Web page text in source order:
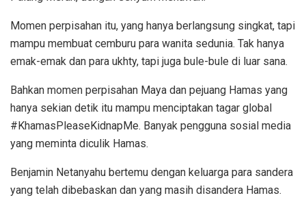
Momen perpisahan itu, yang hanya berlangsung singkat, tapi
mampu membuat cemburu para wanita sedunia. Tak hanya
emak-emak dan para ukhty, tapi juga bule-bule di luar sana.
Bahkan momen perpisahan Maya dan pejuang Hamas yang
hanya sekian detik itu mampu menciptakan tagar global
#KhamasPleaseKidnapMe. Banyak pengguna sosial media
yang meminta diculik Hamas.
Benjamin Netanyahu bertemu dengan keluarga para sandera
yang telah dibebaskan dan yang masih disandera Hamas.